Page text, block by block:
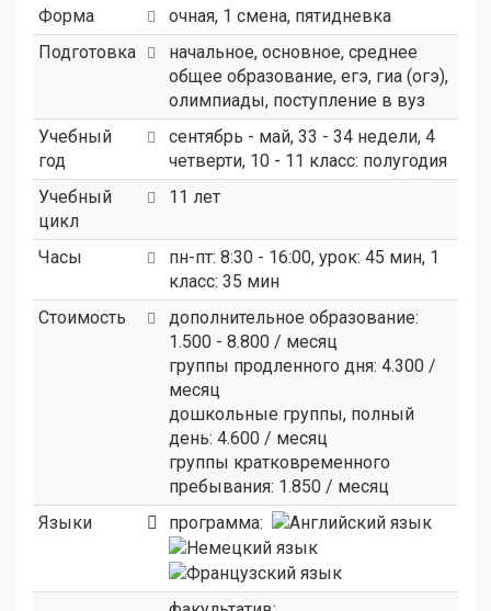
Форма
очная, 1 смена, пятидневка
Подготовка
начальное, основное, среднее
общее образование, егэ, гиа (огэ),
олимпиады, поступление в вуз
Учебный
год
сентябрь - май, 33 - 34 недели, 4
четверти, 10 - 11 класс: полугодия
Учебный
цикл
11 лет
Часы
пн-пт: 8:30 - 16:00, урок: 45 мин, 1
класс: 35 мин
Стоимость
дополнительное образование:
1.500 - 8.800 / месяц
группы продленного дня: 4.300 /
месяц
дошкольные группы, полный
день: 4.600 / месяц
группы кратковременного
пребывания: 1.850 / месяц
Языки
программа: